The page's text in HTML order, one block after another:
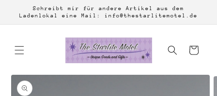
Inhalt
Schreibt mir für andere Artikel aus dem
Ladenlokal eine Mail: info@thestarlitemotel.de
Warenkorb